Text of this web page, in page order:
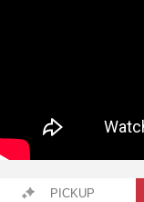
PICKUP